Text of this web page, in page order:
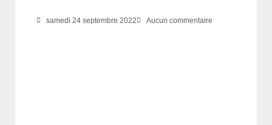
samedi 24 septembre 2022 Aucun commentaire